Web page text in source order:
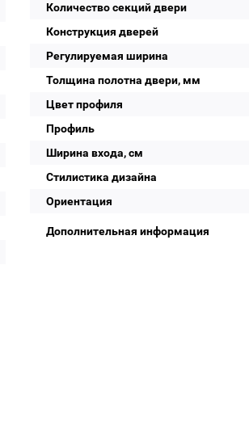
Количество секций двери
Конструкция дверей
Регулируемая ширина
Толщина полотна двери, мм
Цвет профиля
Профиль
Ширина входа, см
Стилистика дизайна
Ориентация
Дополнительная информация